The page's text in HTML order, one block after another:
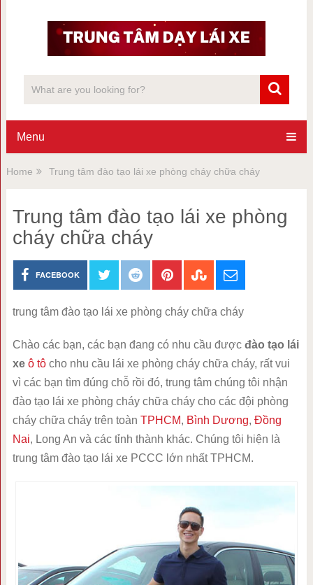
Menu
Home Trung tâm đào tạo lái xe phòng cháy chữa cháy
Trung tâm đào tạo lái xe phòng
cháy chữa cháy
FACEBOOK
trung tâm đào tạo lái xe phòng cháy chữa cháy
Chào các bạn, các bạn đang có nhu cầu được đào tạo lái
xe ô tôcho nhu cầu lái xe phòng cháy chữa cháy, rất vui
vì các bạn tìm đúng chỗ rồi đó, trung tâm chúng tôi nhận
đào tạo lái xe phòng cháy chữa cháy cho các đội phòng
cháy chữa cháy trên toàn TPHCM, Bình Dương, Đồng
Nai, Long An và các tỉnh thành khác. Chúng tôi hiện là
trung tâm đào tạo lái xe PCCC lớn nhất TPHCM.